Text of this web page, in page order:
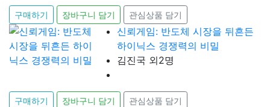
구매하기 장바구니 담기 관심상품 담기
신뢰게임: 반도체 시장을 뒤흔든
하이닉스 경쟁력의 비밀
김진국 외2명
구매하기 장바구니 담기 관심상품 담기